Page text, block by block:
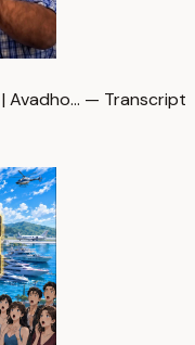
| Avadho… — Transcript